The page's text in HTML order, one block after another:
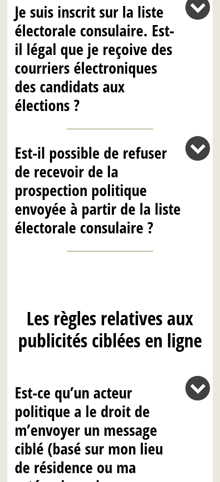
Je suis inscrit sur la liste
électorale consulaire. Est-
il légal que je reçoive des
courriers électroniques
des candidats aux
élections ?
Est-il possible de refuser
de recevoir de la
prospection politique
envoyée à partir de la liste
électorale consulaire ?
Les règles relatives aux
publicités ciblées en ligne
Est-ce qu’un acteur
politique a le droit de
m’envoyer un message
ciblé (basé sur mon lieu
de résidence ou ma